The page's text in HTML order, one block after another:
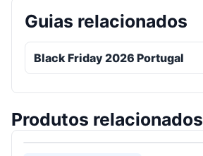
Guias relacionados
Black Friday 2026 Portugal
Produtos relacionados